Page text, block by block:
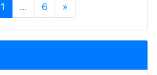
1 ... 6 »